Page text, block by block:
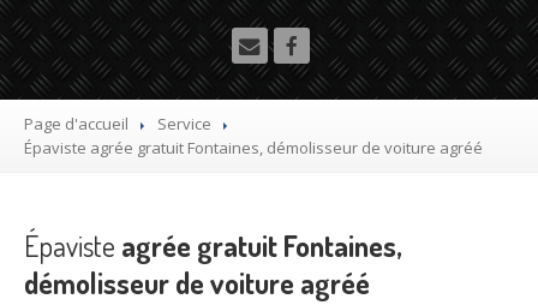
Camion
et Poids Lourd
Utilitaire
Démolisseuragrée VHU gratuit
Recyclagevoiture usagée gratuit
Page d'accueil
Service
Épaviste agrée gratuit Fontaines, démolisseur de voiture agréé
Épaviste agrée gratuit Fontaines,
démolisseur de voiture agréé